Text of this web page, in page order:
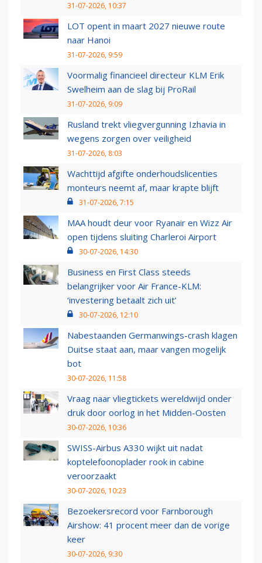
31-07-2026, 10:37
LOT opent in maart 2027 nieuwe route
naar Hanoi
31-07-2026, 9:59
Voormalig financieel directeur KLM Erik
Swelheim aan de slag bij ProRail
31-07-2026, 9:09
Rusland trekt vliegvergunning Izhavia in
wegens zorgen over veiligheid
31-07-2026, 8:03
Wachttijd afgifte onderhoudslicenties
monteurs neemt af, maar krapte blijft
31-07-2026, 7:15
MAA houdt deur voor Ryanair en Wizz Air
open tijdens sluiting Charleroi Airport
30-07-2026, 14:30
Business en First Class steeds
belangrijker voor Air France-KLM:
‘investering betaalt zich uit’
30-07-2026, 12:10
Nabestaanden Germanwings-crash klagen
Duitse staat aan, maar vangen mogelijk
bot
30-07-2026, 11:58
Vraag naar vliegtickets wereldwijd onder
druk door oorlog in het Midden-Oosten
30-07-2026, 10:36
SWISS-Airbus A330 wijkt uit nadat
koptelefoonoplader rook in cabine
veroorzaakt
30-07-2026, 10:23
Bezoekersrecord voor Farnborough
Airshow: 41 procent meer dan de vorige
keer
30-07-2026, 9:30